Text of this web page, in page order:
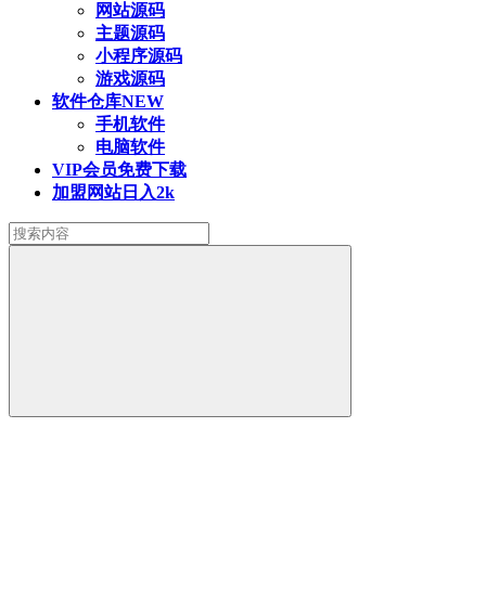
网站源码
主题源码
小程序源码
游戏源码
软件仓库NEW
手机软件
电脑软件
VIP会员免费下载
加盟网站日入2k